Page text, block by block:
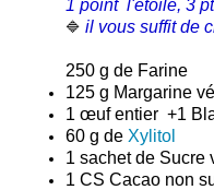
1 point l'étoile, 3
🔷 il vous suffit de
250 g de Farine
125 g Margarine
1 œuf entier +1
60 g de Xylitol
1 sachet de Sucre
1 CS Cacao non